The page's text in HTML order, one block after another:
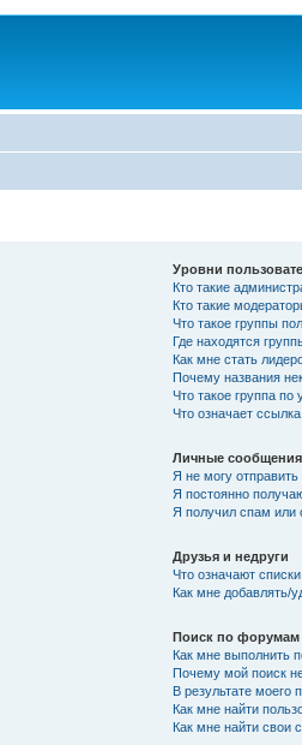
Уровни
Кто такие
Кто такие
Что такое группы
Где находятся
Как мне стать
Почему названия
Что такое группа по
Что означает
Личные сообщения
Я не могу
Я постоянно
Я получил спам или
Друзья и недруги
Что означают
Как мне добавлять/
Поиск по форумам
Как мне выполнить
Почему мой поиск
В результате моего
Как мне найти
Как мне найти свои